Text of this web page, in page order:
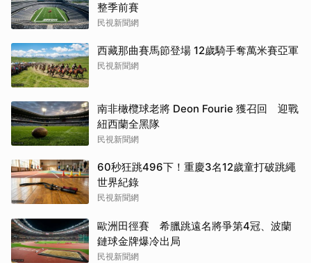
整季前賽
民視新聞網
西藏那曲賽馬節登場 12歲騎手奪萬米賽亞軍
民視新聞網
南非橄欖球老將 Deon Fourie 獲召回 迎戰
紐西蘭全黑隊
民視新聞網
60秒狂跳496下！重慶3名12歲童打破跳繩
世界紀錄
民視新聞網
歐洲田徑賽 希臘跳遠名將爭第4冠、波蘭
鏈球金牌爆冷出局
民視新聞網